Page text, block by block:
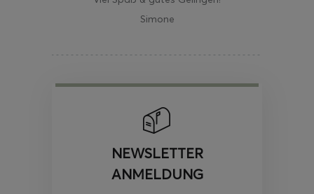
Simone
NEWSLETTER
ANMELDUNG